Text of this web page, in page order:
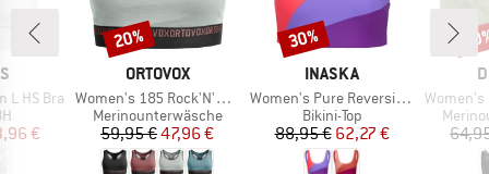
L HS Bra
Preis
€
MARKE
ORTOVOX
Artikel
Women's 185 Rock'N'Wool Sport Top
Produktgruppe
Merinounterwäsche
Preis
59,95 €reduzierter Preis
47,96 €
Rabatt
20%
MARKE
INASKA
Artikel
Women's Pure Reversible Top
Produktgruppe
Bikini-Top
Preis
88,95 €reduzierter Preis
62,27 €
Rabatt
30%
Artikel
Women's